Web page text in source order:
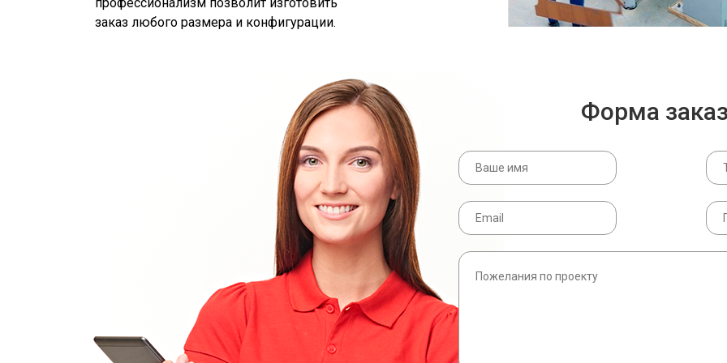
заказ любого размера и конфигурации.
Форма